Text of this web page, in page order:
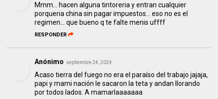
Mmm... hacen alguna tintoreria y entran cualquier
porqueria china sin pagar impuestos... eso no es el
regimen... que bueno q te falte menis uffff
RESPONDER
Anónimo septiembre 24, 2024
Acaso tierra del fuego no era el paraíso del trabajo jajaja,
papi y mami nación le sacaron la teta y andan llorando
por todos lados. A mamarlaaaaaaa